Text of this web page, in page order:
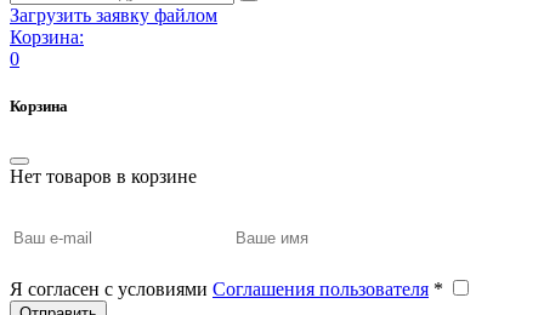
Загрузить заявку файлом
Корзина:
0
Корзина
Нет товаров в корзине
Я согласен с условиями Соглашения пользователя *